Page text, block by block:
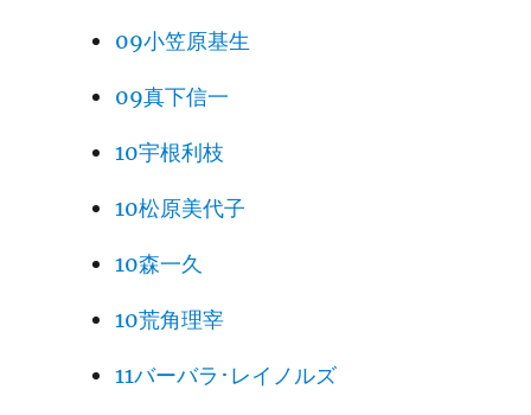
09小笠原基生
09真下信一
10宇根利枝
10松原美代子
10森一久
10荒角理宰
11バーバラ･レイノルズ